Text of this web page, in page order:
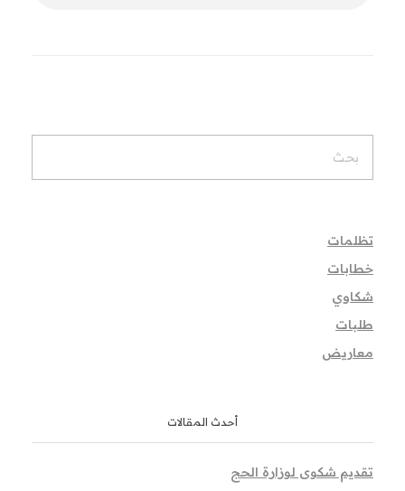
تظلمات
خطابات
شكاوي
طلبات
معاريض
أحدث المقالات
تقديم شكوى لوزارة الحج